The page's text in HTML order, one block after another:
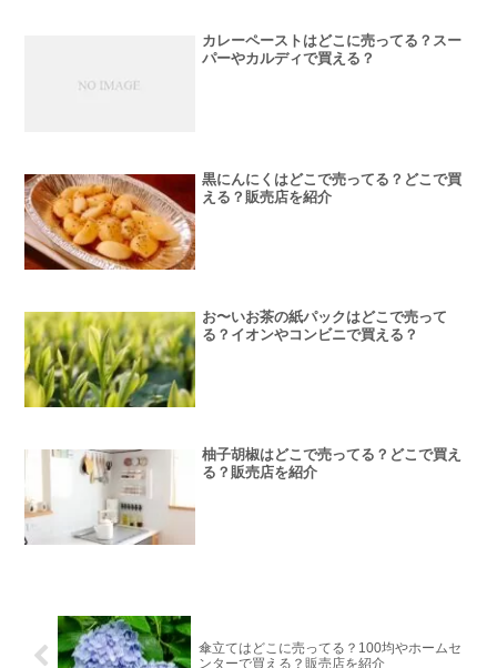
カレーペーストはどこに売ってる？スー
パーやカルディで買える？
黒にんにくはどこで売ってる？どこで買
える？販売店を紹介
お〜いお茶の紙パックはどこで売って
る？イオンやコンビニで買える？
柚子胡椒はどこで売ってる？どこで買え
る？販売店を紹介
傘立てはどこに売ってる？100均やホームセ
ンターで買える？販売店を紹介